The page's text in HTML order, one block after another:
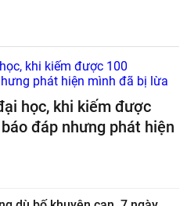
học, khi kiếm được
đáp nhưng phát hiện